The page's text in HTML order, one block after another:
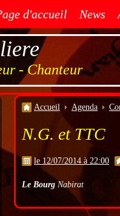
d'accueil News
- Chanteur
Accueil Agenda
N.G. et TTC
le 12/07/2014 à 22:00
Le Bourg Nabirat